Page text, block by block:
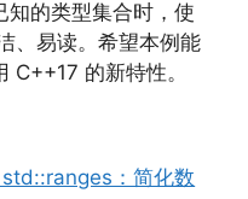
知的类型集合时，使
、易读。希望本例能
C++17 的新特性。
：简化数